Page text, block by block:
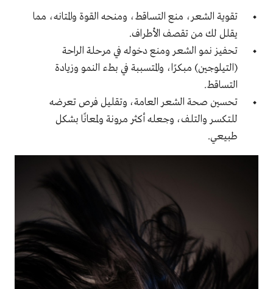
تقوية الشعر، منع التساقط، ومنحه القوة والمتانه، مما
يقلل لك من تقصف الأطراف.
تحفيز نمو الشعر ومنع دخوله في مرحلة الراحة
(التيلوجين) مبكرًا، والمتسببة في بطء النمو وزيادة
التساقط.
تحسين صحة الشعر العامة، وتقليل فرص تعرضه
للتكسر والتلف، وجعله أكثر مرونة ولمعانًا بشكل
طبيعي.